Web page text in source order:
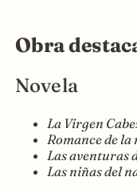
Obra
Novela
La Virgen
Romance de
Las aventuras
Las niñas del